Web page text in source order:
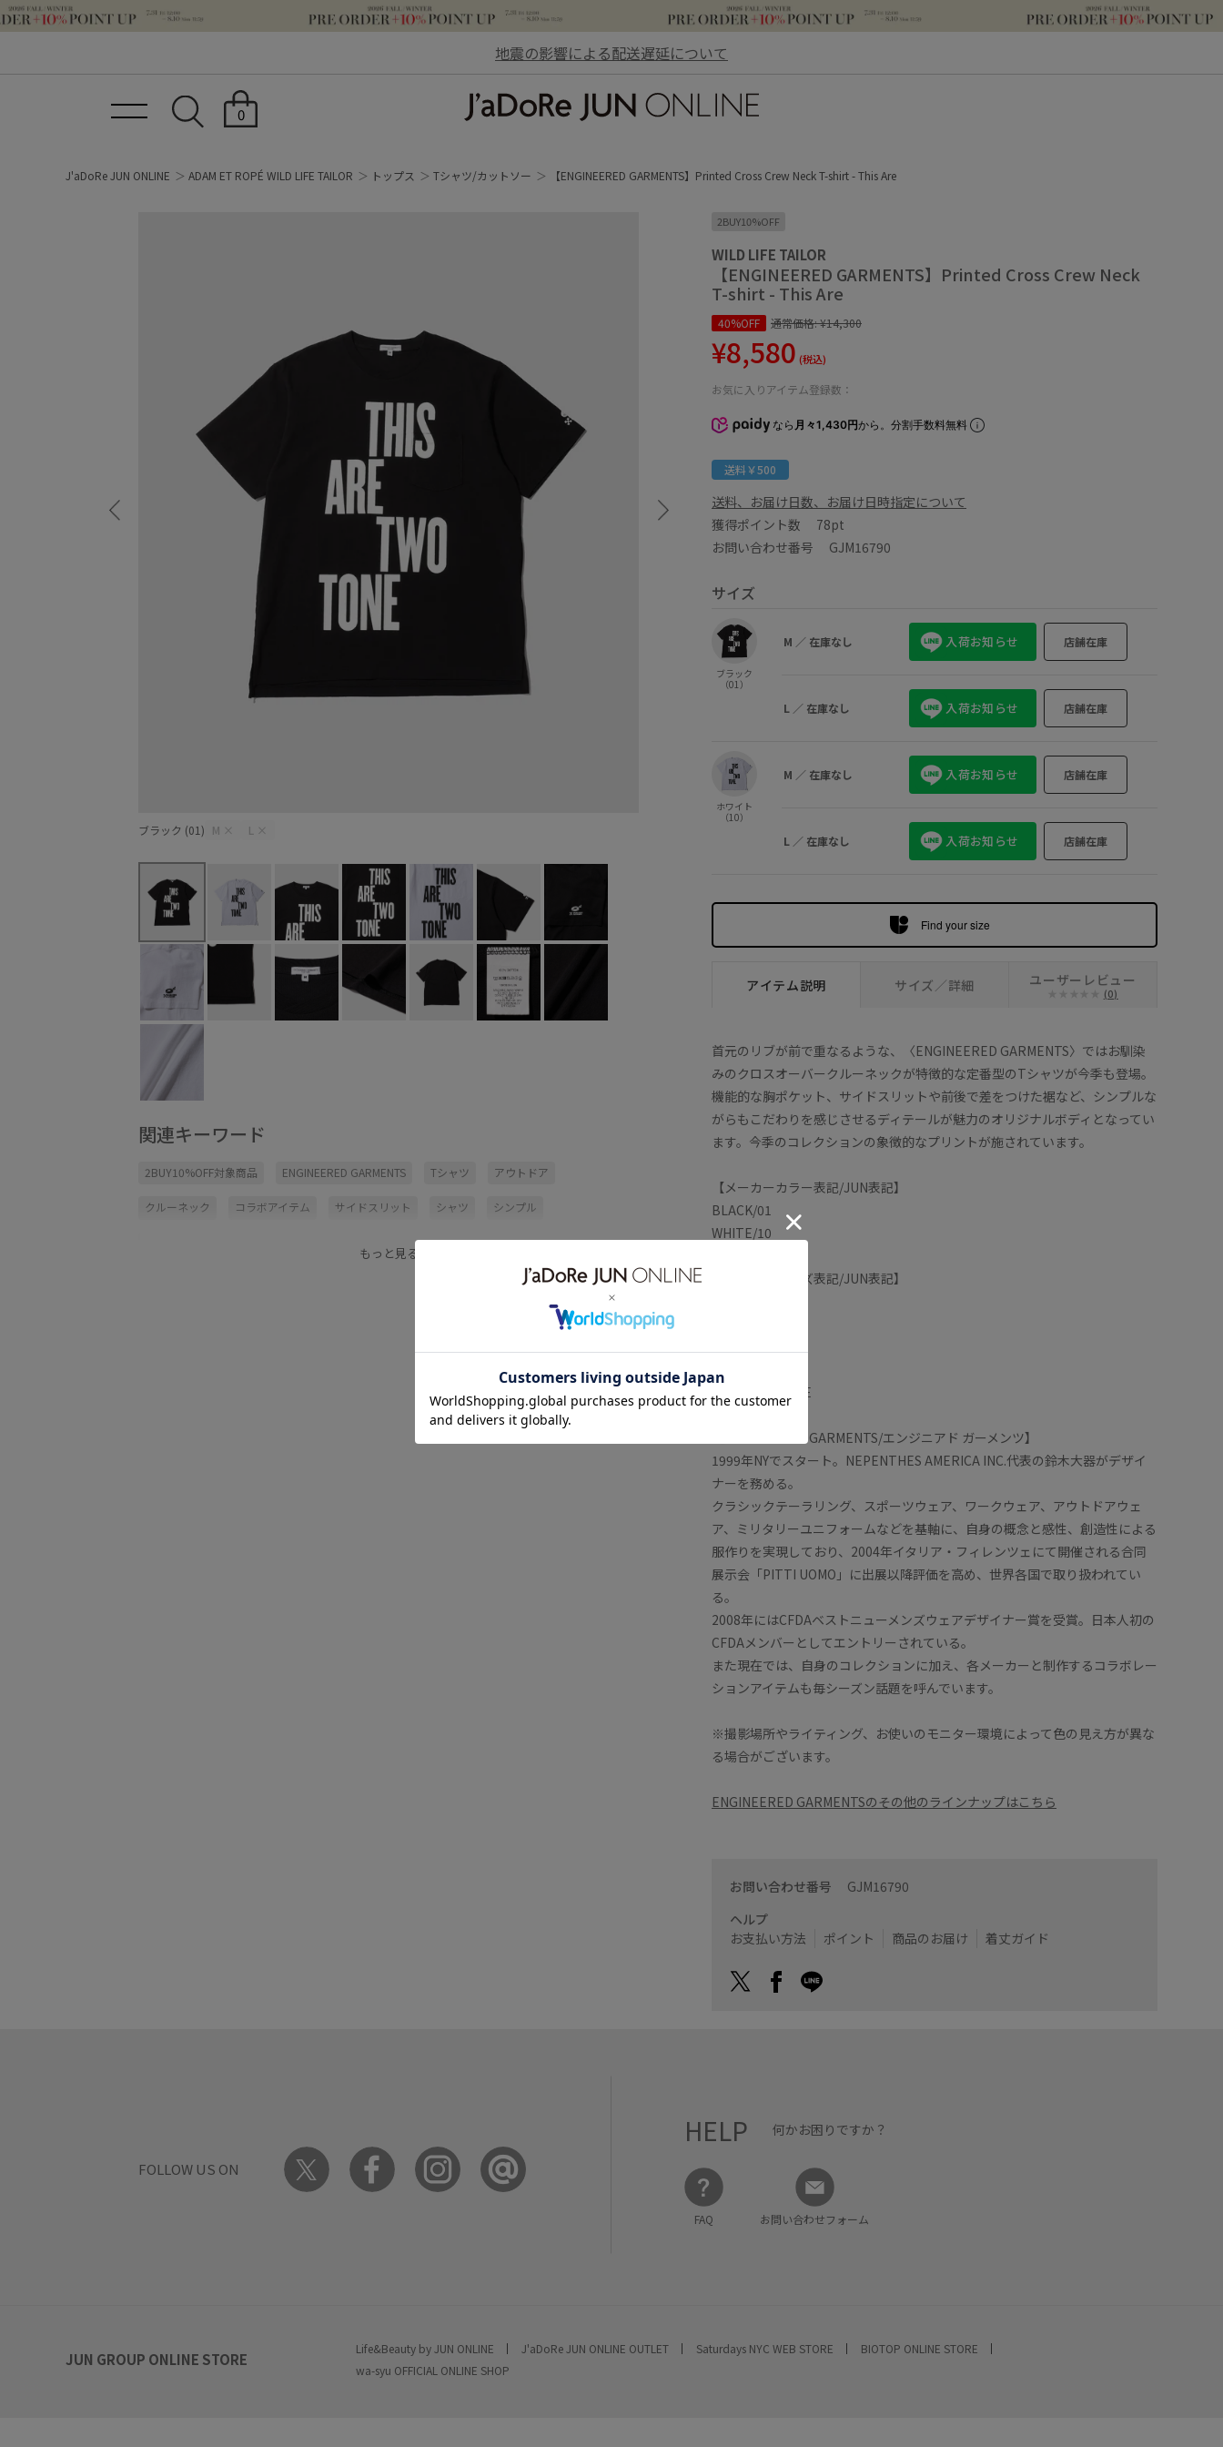
地震の影響による配送遅延について
0
J'aDoRe JUN ONLINE ADAM ET ROPÉ WILD LIFE TAILOR トップス Tシャツ/カットソー 【ENGINEERED GARMENTS】Printed Cross Crew Neck T-shirt - This Are
ブラック (01) M × L ×
関連キーワード
2BUY10%OFF対象商品 ENGINEERED GARMENTS Tシャツ アウトドア
クルーネック コラボアイテム サイドスリット シャツ シンプル
機能的 毎シーズン 胸ポケット
もっと見る
2BUY10%OFF
WILD LIFE TAILOR
【ENGINEERED GARMENTS】Printed Cross Crew Neck
T-shirt - This Are
40%OFF 通常価格:¥14,300
¥8,580 (税込)
お気に入りアイテム登録数：
なら 月々1,430円から。分割手数料無料
送料￥500
送料、お届け日数、お届け日時指定について
獲得ポイント数 78pt
お問い合わせ番号 GJM16790
サイズ
ブラック
（01）
M ／ 在庫なし 入荷お知らせ 店舗在庫
L ／ 在庫なし 入荷お知らせ 店舗在庫
ホワイト
（10）
M ／ 在庫なし 入荷お知らせ 店舗在庫
L ／ 在庫なし 入荷お知らせ 店舗在庫
Find your size
アイテム説明 サイズ／詳細 ユーザーレビュー
(0)
首元のリブが前で重なるような、〈ENGINEERED GARMENTS〉ではお馴染
みのクロスオーバークルーネックが特徴的な定番型のTシャツが今季も登場。
機能的な胸ポケット、サイドスリットや前後で差をつけた裾など、シンプルな
がらもこだわりを感じさせるディテールが魅力のオリジナルボディとなってい
ます。今季のコレクションの象徴的なプリントが施されています。
【メーカーカラー表記/JUN表記】
BLACK/01
WHITE/10
【メーカーサイズ表記/JUN表記】
SW130E,SW133E
【ENGINEERED GARMENTS/エンジニアド ガーメンツ】
1999年NYでスタート。NEPENTHES AMERICA INC.代表の鈴木大器がデザイ
ナーを務める。
クラシックテーラリング、スポーツウェア、ワークウェア、アウトドアウェ
ア、ミリタリーユニフォームなどを基軸に、自身の概念と感性、創造性による
服作りを実現しており、2004年イタリア・フィレンツェにて開催される合同
展示会「PITTI UOMO」に出展以降評価を高め、世界各国で取り扱われてい
る。
2008年にはCFDAベストニューメンズウェアデザイナー賞を受賞。日本人初の
CFDAメンバーとしてエントリーされている。
また現在では、自身のコレクションに加え、各メーカーと制作するコラボレー
ションアイテムも毎シーズン話題を呼んでいます。
※撮影場所やライティング、お使いのモニター環境によって色の見え方が異な
る場合がございます。
ENGINEERED GARMENTSのその他のラインナップはこちら
お問い合わせ番号 GJM16790
ヘルプ
お支払い方法
ポイント 商品のお届け 着丈ガイド
FOLLOW US ON
HELP 何かお困りですか？
FAQ お問い合わせフォーム
JUN GROUP ONLINE STORE
Life&Beauty by JUN ONLINE J'aDoRe JUN ONLINE OUTLET Saturdays NYC WEB STORE
BIOTOP ONLINE STORE
wa-syu OFFICIAL ONLINE SHOP